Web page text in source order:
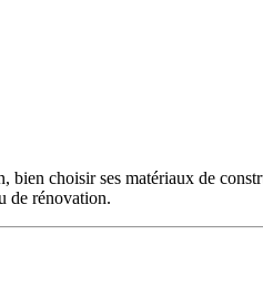
bien choisir ses matériaux de
de rénovation.